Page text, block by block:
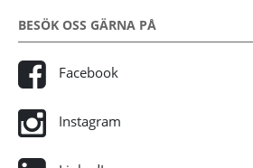
BESÖK OSS GÄRNA PÅ
Facebook
Instagram